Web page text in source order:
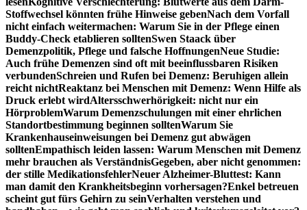
Stoffwechsel könnten frühe Hinweise gebenNach dem Vorfall
nicht einfach weitermachen: Warum Sie in der Pflege einen
Buddy-Check etablieren solltenSwen Staack über
Demenzpolitik, Pflege und falsche HoffnungenNeue Studie:
Auch frühe Demenzen sind oft mit beeinflussbaren Risiken
verbundenSchreien und Rufen bei Demenz: Beruhigen allein
reicht nichtReaktanz bei Menschen mit Demenz: Wenn Hilfe als
Druck erlebt wirdAltersschwerhörigkeit: nicht nur ein
HörproblemWarum Demenzschulungen mit einer ehrlichen
Standortbestimmung beginnen solltenWarum Sie
Krankenhauseinweisungen bei Demenz gut abwägen
solltenEmpathisch leiden lassen: Warum Menschen mit Demenz
mehr brauchen als VerständnisGegeben, aber nicht genommen:
der stille MedikationsfehlerNeuer Alzheimer-Bluttest: Kann
man damit den Krankheitsbeginn vorhersagen?Enkel betreuen
scheint gut fürs Gehirn zu seinVerhalten verstehen und